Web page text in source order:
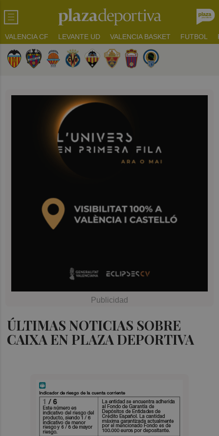
VALENCIA CF LEVANTE UD VALENCIA BASKET FUTBOL
ÚLTIMAS NOTICIAS SOBRE
CAIXA EN PLAZA DEPORTIVA